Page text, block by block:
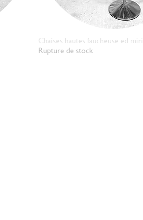
Aperçu rapide
Chaises hautes faucheuse ed
Rupture de stock